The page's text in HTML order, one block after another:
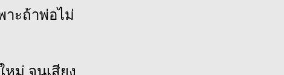
าะถ้าพ่อไม่
ม่ จนเสียง